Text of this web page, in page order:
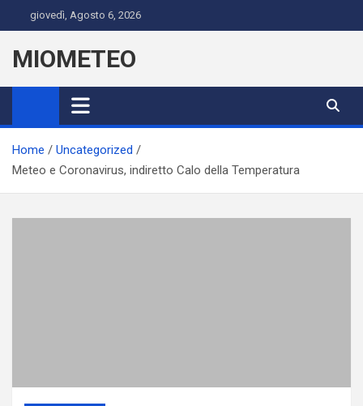
to
content
giovedì, Agosto 6, 2026
MIOMETEO
Home
Uncategorized
Meteo e Coronavirus, indiretto Calo della Temperatura